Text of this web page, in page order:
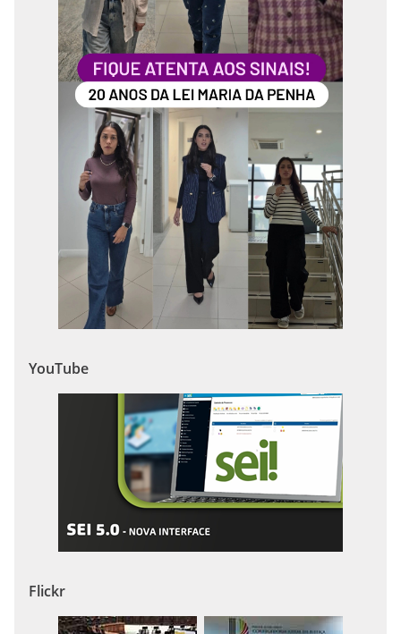
YouTube
Flickr